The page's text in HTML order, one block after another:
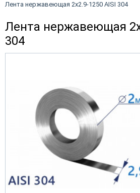
Лента нержавеющая 2х2.9-1250 AISI 304
Лента нержавеющая
304